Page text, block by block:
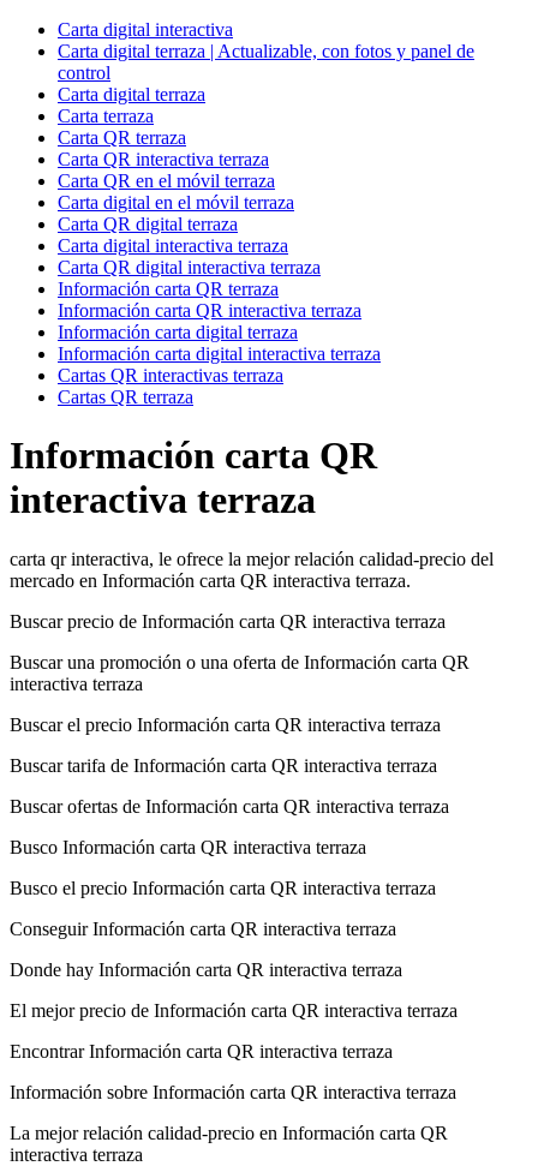
Carta digital interactiva
Carta digital terraza | Actualizable, con fotos y panel de
control
Carta digital terraza
Carta terraza
Carta QR terraza
Carta QR interactiva terraza
Carta QR en el móvil terraza
Carta digital en el móvil terraza
Carta QR digital terraza
Carta digital interactiva terraza
Carta QR digital interactiva terraza
Información carta QR terraza
Información carta QR interactiva terraza
Información carta digital terraza
Información carta digital interactiva terraza
Cartas QR interactivas terraza
Cartas QR terraza
Información carta QR
interactiva terraza
carta qr interactiva, le ofrece la mejor relación calidad-precio del
mercado en Información carta QR interactiva terraza.
Buscar precio de Información carta QR interactiva terraza
Buscar una promoción o una oferta de Información carta QR
interactiva terraza
Buscar el precio Información carta QR interactiva terraza
Buscar tarifa de Información carta QR interactiva terraza
Buscar ofertas de Información carta QR interactiva terraza
Busco Información carta QR interactiva terraza
Busco el precio Información carta QR interactiva terraza
Conseguir Información carta QR interactiva terraza
Donde hay Información carta QR interactiva terraza
El mejor precio de Información carta QR interactiva terraza
Encontrar Información carta QR interactiva terraza
Información sobre Información carta QR interactiva terraza
La mejor relación calidad-precio en Información carta QR
interactiva terraza